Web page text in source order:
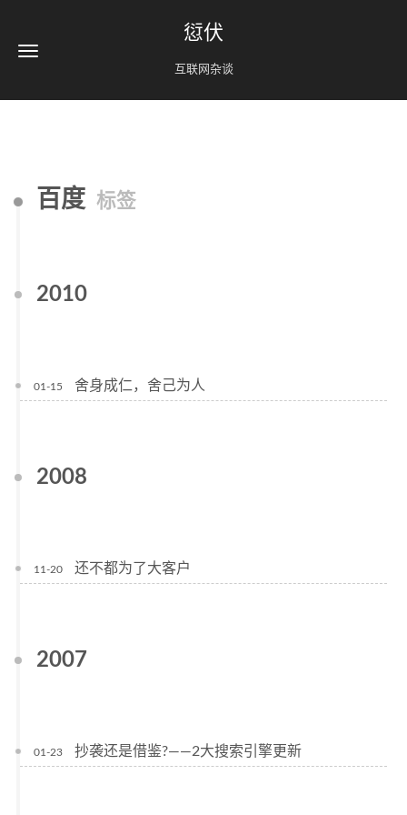
愆伏
互联网杂谈
百度 标签
2010
01-15 舍身成仁，舍己为人
2008
11-20 还不都为了大客户
2007
01-23 抄袭还是借鉴?——2大搜索引擎更新